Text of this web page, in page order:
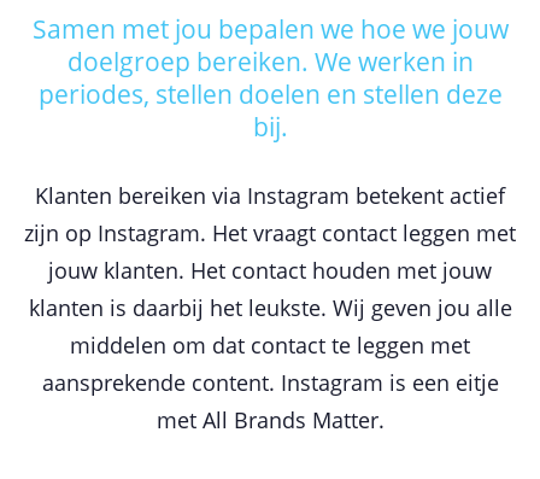
Samen met jou bepalen we hoe we jouw
doelgroep bereiken. We werken in
periodes, stellen doelen en stellen deze
bij.
Klanten bereiken via Instagram betekent actief
zijn op Instagram. Het vraagt contact leggen met
jouw klanten. Het contact houden met jouw
klanten is daarbij het leukste. Wij geven jou alle
middelen om dat contact te leggen met
aansprekende content. Instagram is een eitje
met All Brands Matter.